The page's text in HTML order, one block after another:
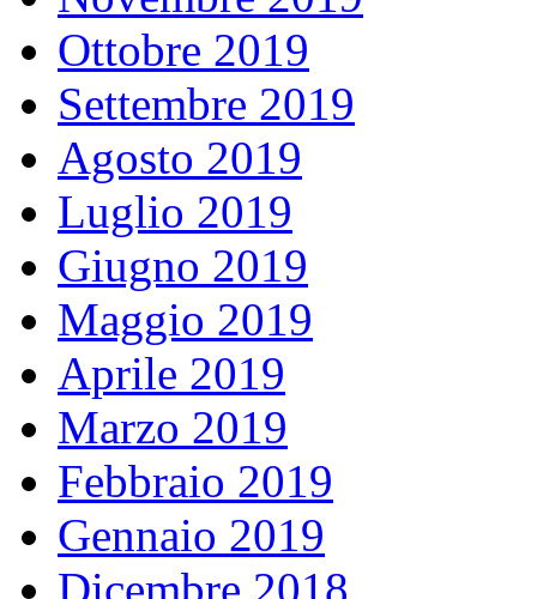
Ottobre 2019
Settembre 2019
Agosto 2019
Luglio 2019
Giugno 2019
Maggio 2019
Aprile 2019
Marzo 2019
Febbraio 2019
Gennaio 2019
Dicembre 2018